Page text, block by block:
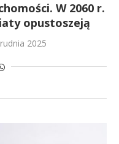
W 2060 r.
opustoszeją
2025